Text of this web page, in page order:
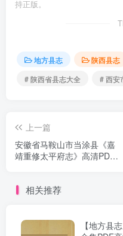
持正版。
地方县志
陕西县志
# 陕西省县志大全
# 西安
上一篇
安徽省马鞍山市当涂县《嘉
靖重修太平府志》高清PDF
相关推荐
【地方县